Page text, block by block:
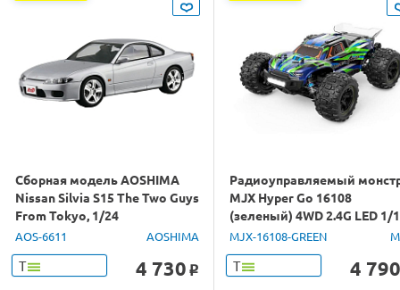
Сборная модель AOSHIMA
Nissan Silvia S15 The Two Guys
From Tokyo, 1/24
AOS-6611 AOSHIMA
Т 4 730 o
Радиоуправляемый
MJX Hyper Go 16108
(зеленый) 4WD 2.4G LED 1/
RTR
MJX-16108-GREEN
Т 4 790